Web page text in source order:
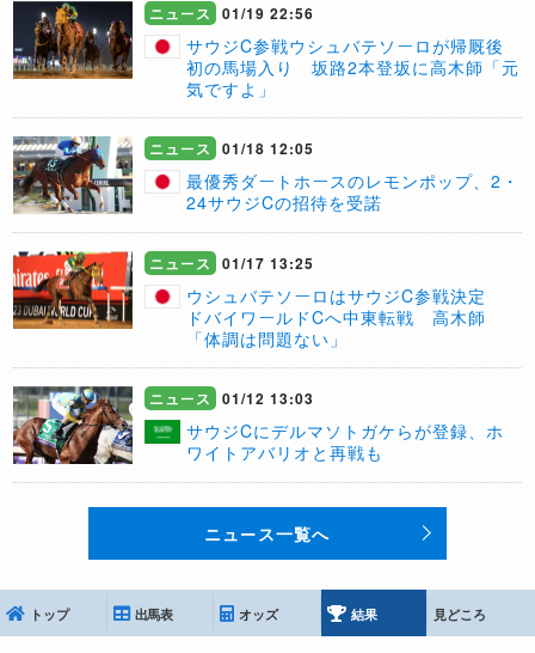
ニュース 01/19 22:56
サウジC参戦ウシュバテソーロが帰厩後
初の馬場入り 坂路2本登坂に高木師「元
気ですよ」
ニュース 01/18 12:05
最優秀ダートホースのレモンポップ、2・
24サウジCの招待を受諾
ニュース 01/17 13:25
ウシュバテソーロはサウジC参戦決定
ドバイワールドCへ中東転戦 高木師
「体調は問題ない」
ニュース 01/12 13:03
サウジCにデルマソトガケらが登録、ホ
ワイトアバリオと再戦も
ニュース一覧へ
トップ 出馬表 オッズ 結果 見どころ